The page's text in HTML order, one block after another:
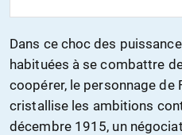
Dans ce choc des
habituées à se combattre
coopérer, le personnage de
cristallise les ambitions
décembre 1915, un